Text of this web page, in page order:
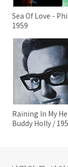
Sea Of Love -
1959
Raining In My
Buddy Holly /